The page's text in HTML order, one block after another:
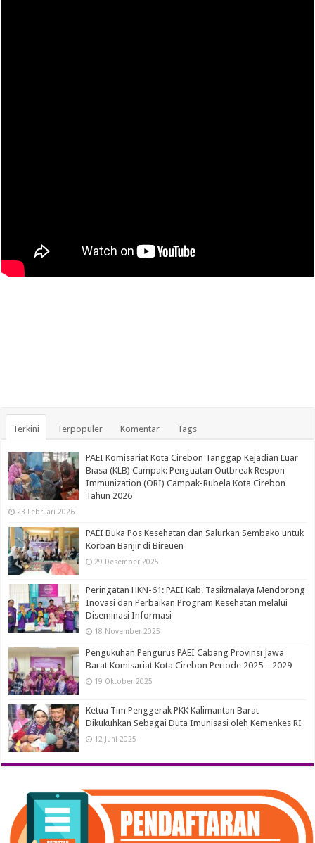
Terkini Terpopuler Komentar Tags
PAEI Komisariat Kota Cirebon Tanggap Kejadian Luar
Biasa (KLB) Campak: Penguatan Outbreak Respon
Immunization (ORI) Campak-Rubela Kota Cirebon
Tahun 2026
23 Februari 2026
PAEI Buka Pos Kesehatan dan Salurkan Sembako untuk
Korban Banjir di Bireuen
29 Desember 2025
Peringatan HKN-61: PAEI Kab. Tasikmalaya Mendorong
Inovasi dan Perbaikan Program Kesehatan melalui
Diseminasi Informasi
18 November 2025
Pengukuhan Pengurus PAEI Cabang Provinsi Jawa
Barat Komisariat Kota Cirebon Periode 2025 – 2029
19 Oktober 2025
Ketua Tim Penggerak PKK Kalimantan Barat
Dikukuhkan Sebagai Duta Imunisasi oleh Kemenkes RI
12 Juni 2025